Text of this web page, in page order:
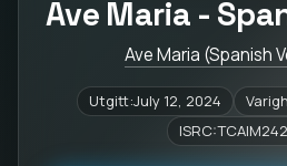
Ave Maria -
Ave Maria (Spanish
Utgitt:July 12, 2024